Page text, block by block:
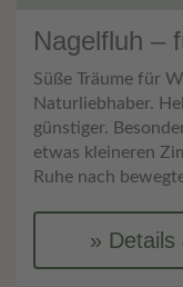
Nagelfluh –
Süße Träume für
Naturliebhaber.
günstiger.
etwas kleineren
Ruhe nach
Details